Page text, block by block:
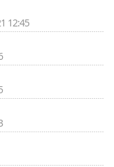
12:45